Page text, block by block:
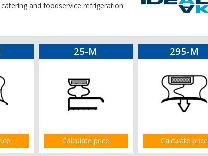
and foodservice refrigeration
25-M
Calculate price
295-M
Calculate price